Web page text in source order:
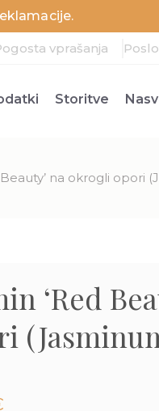
vprašanja
Storitve
Beauty’ na okrogli opori
‘Red